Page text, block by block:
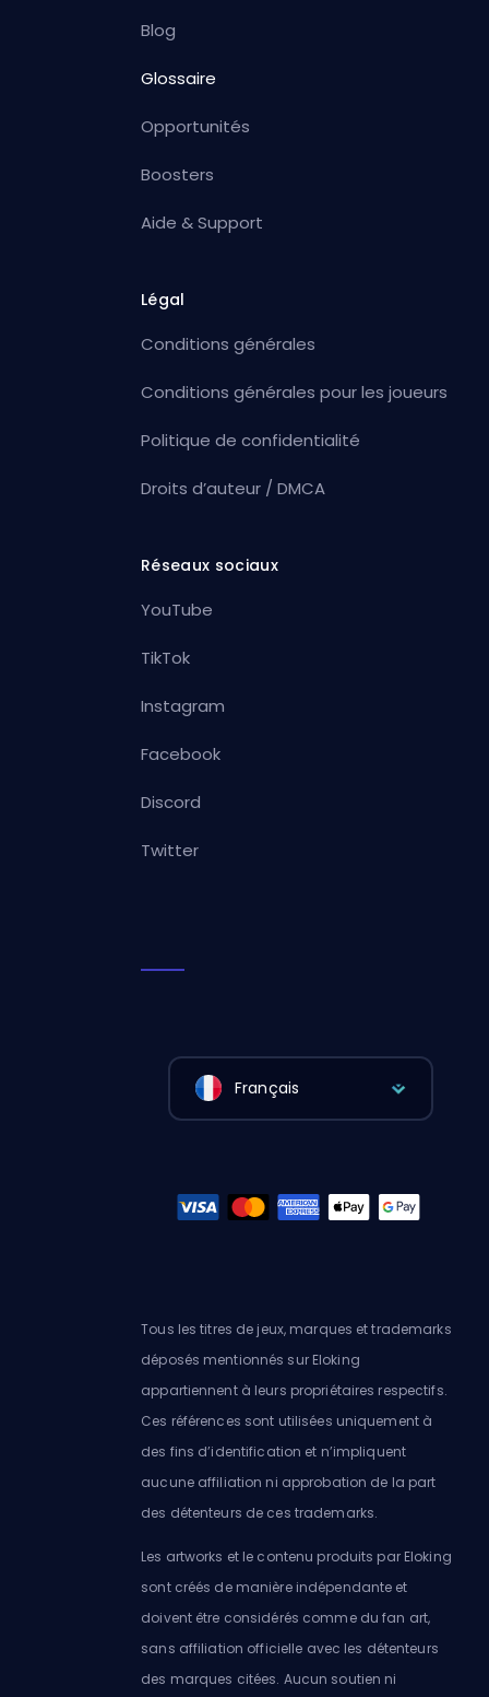
Blog
Glossaire
Opportunités
Boosters
Aide & Support
Légal
Conditions générales
Conditions générales pour les joueurs
Politique de confidentialité
Droits d’auteur / DMCA
Réseaux sociaux
YouTube
TikTok
Instagram
Facebook
Discord
Twitter
Français
Tous les titres de jeux, marques et trademarks
déposés mentionnés sur Eloking
appartiennent à leurs propriétaires respectifs.
Ces références sont utilisées uniquement à
des fins d’identification et n’impliquent
aucune affiliation ni approbation de la part
des détenteurs de ces trademarks.
Les artworks et le contenu produits par Eloking
sont créés de manière indépendante et
doivent être considérés comme du fan art,
sans affiliation officielle avec les détenteurs
des marques citées. Aucun soutien ni